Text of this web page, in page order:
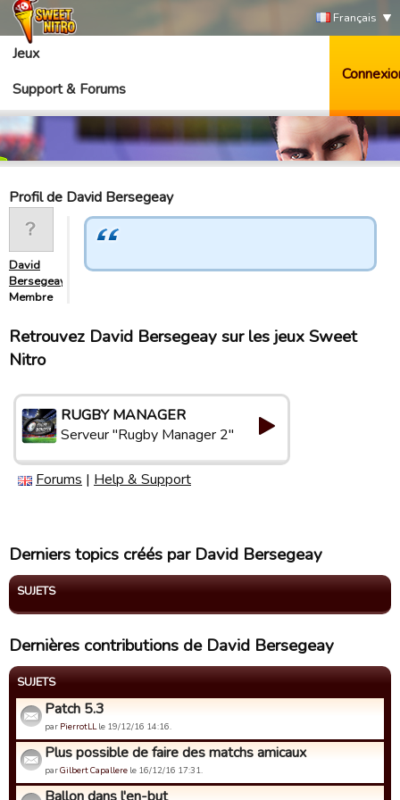
Français
Jeux
Support & Forums
Profil de David Bersegeay
David
Bersegeay
Membre
Retrouvez David Bersegeay sur les jeux Sweet
Nitro
RUGBY MANAGER
Serveur "Rugby Manager 2"
Forums | Help & Support
Derniers topics créés par David Bersegeay
SUJETS
Dernières contributions de David Bersegeay
SUJETS
Patch 5.3
par PierrotLLle 19/12/16 14:16.
Plus possible de faire des matchs amicaux
parGilbert Capallere le 16/12/16 17:31.